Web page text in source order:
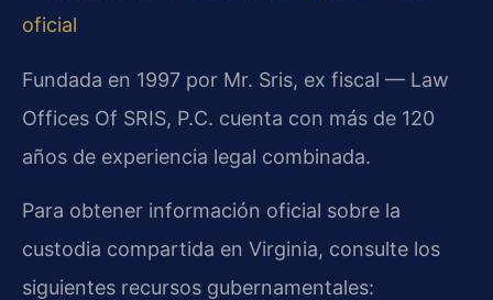
oficial
Fundada en 1997 por Mr. Sris, ex fiscal — Law
Offices Of SRIS, P.C. cuenta con más de 120
años de experiencia legal combinada.
Para obtener información oficial sobre la
custodia compartida en Virginia, consulte los
siguientes recursos gubernamentales: